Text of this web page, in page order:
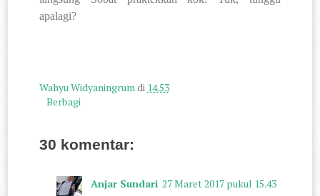
apalagi?
Wahyu Widyaningrumdi 14.53
Berbagi
30 komentar:
Anjar Sundari 27 Maret 2017 pukul 15.43